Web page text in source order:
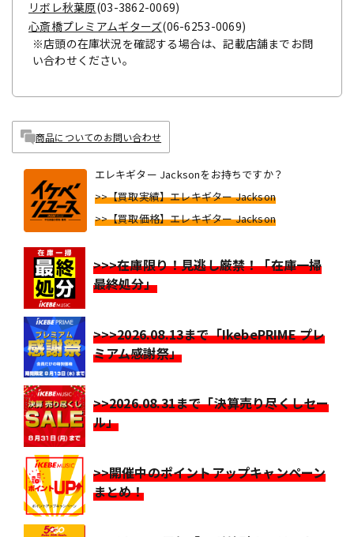
リボレ秋葉原(03-3862-0069)
心斎橋プレミアムギターズ(06-6253-0069)
※店頭の在庫状況を確認する場合は、記載店舗までお問
い合わせください。
商品についてのお問い合わせ
エレキギター Jacksonをお持ちですか？
>>【買取実績】エレキギター Jackson
>>【買取価格】エレキギター Jackson
>>>在庫限り！見逃し厳禁！「在庫一掃
最終処分」
>>>2026.08.13まで「IkebePRIME プレ
ミアム感謝祭」
>>2026.08.31まで「決算売り尽くしセー
ル」
>>開催中のポイントアップキャンペーン
まとめ！